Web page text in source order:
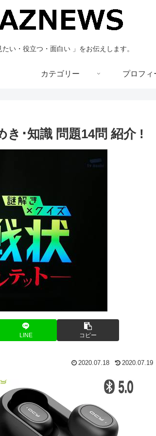
たい・役立つ・面白い 」をお伝えします。
カテゴリー プロフィ
き･知識 問題14問 紹介 !
LINE コピー
2020.07.18 2020.07.19